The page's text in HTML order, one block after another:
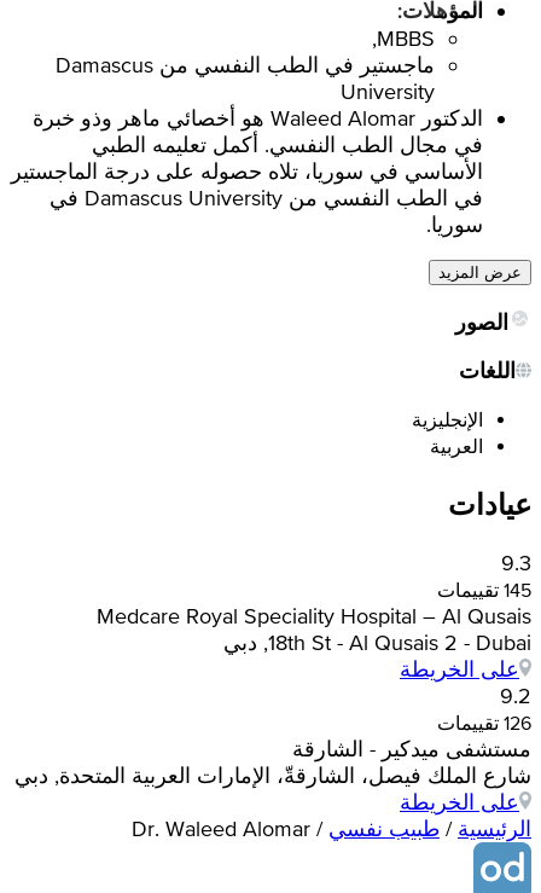
المؤهلات:
MBBS,
ماجستير في الطب النفسي من Damascus
University
الدكتور Waleed Alomar هو أخصائي ماهر وذو خبرة
في مجال الطب النفسي. أكمل تعليمه الطبي
الأساسي في سوريا، تلاه حصوله على درجة الماجستير
في الطب النفسي من Damascus University في
سوريا.
عرض المزيد
الصور
اللغات
الإنجليزية
العربية
عيادات
9.3
145 تقييمات
Medcare Royal Speciality Hospital – Al Qusais
18th St - Al Qusais 2 - Dubai, دبي
على الخريطة
9.2
126 تقييمات
مستشفى ميدكير - الشارقة
شارع الملك فيصل، الشارقةّ، الإمارات العربية المتحدة, دبي
على الخريطة
الرئيسية / طبيب نفسي /
Dr. Waleed Alomar